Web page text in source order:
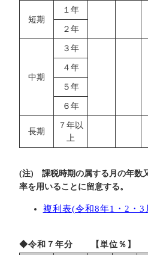
短期
１年
２年
中期
３年
４年
５年
６年
長期
７年以
上
(注) 課税時期の属する月の年数
率を用いることに留意する。
複利表(令和8年1・2・3
◆令和７年分 【単位％】